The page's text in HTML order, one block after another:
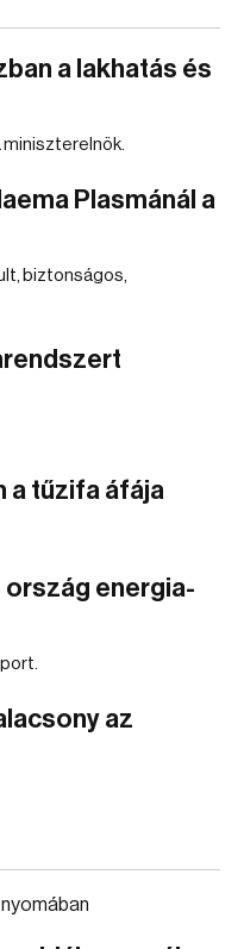
a lakhatás és
miniszterelnök.
Plasmánál a
biztonságos,
a tűzifa áfája
ország energia-
az